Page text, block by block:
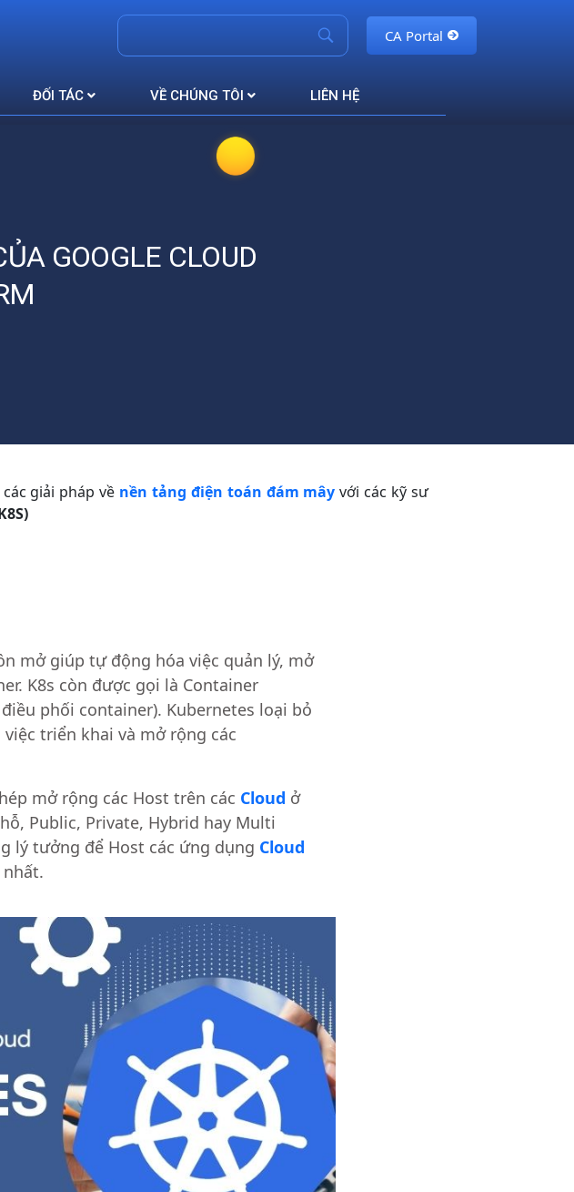
CA Portal
ĐỐI TÁC VỀ CHÚNG TÔI LIÊN HỆ
GOOGLE CLOUD
giải pháp về nền tảng điện toán đám mây với các kỹ sư
mở giúp tự động hóa việc quản lý, mở
K8s còn được gọi là Container
phối container). Kubernetes loại bỏ
triển khai và mở rộng các
mở rộng các Host trên các Cloud ở
Public, Private, Hybrid hay Multi
lý tưởng để Host các ứng dụng Cloud